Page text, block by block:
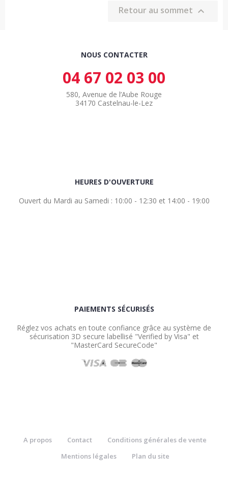
Retour au sommet 
NOUS CONTACTER
04 67 02 03 00
580, Avenue de l’Aube Rouge
34170 Castelnau-le-Lez
HEURES D'OUVERTURE
Ouvert du Mardi au Samedi : 10:00 - 12:30 et 14:00 - 19:00
PAIEMENTS SÉCURISÉS
Réglez vos achats en toute confiance grâce au système de
sécurisation 3D secure labellisé "Verified by Visa" et
"MasterCard SecureCode"
A propos Contact
Conditions générales de vente
Mentions légales
Plan du site